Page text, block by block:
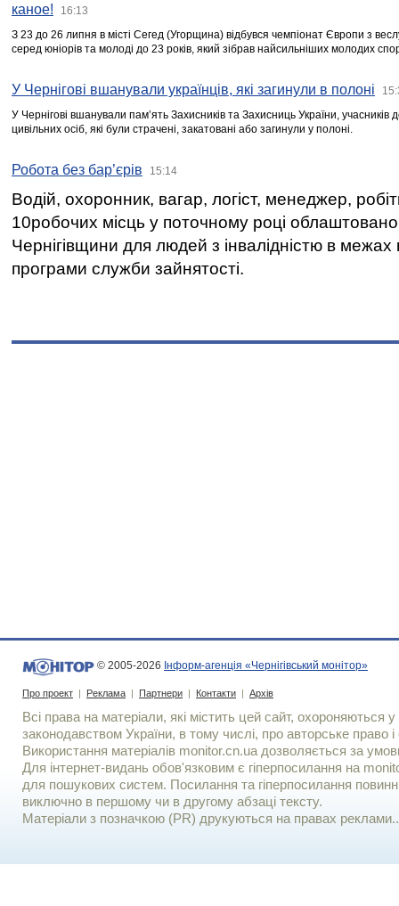
каное! 16:13
З 23 до 26 липня в місті Сегед (Угорщина) відбувся чемпіонат Європи з
серед юніорів та молоді до 23 років, який зібрав найсильніших молодих
У Чернігові вшанували українців, які загинули в полоні
У Чернігові вшанували пам’ять Захисників та Захисниць України,
цивільних осіб, які були страчені, закатовані або загинули у полоні.
Робота без бар’єрів 15:14
Водій, охоронник, вагар, логіст, менеджер,
10робочих місць у поточному році
Чернігівщини для людей з інвалідністю в межах
програми служби зайнятості.
© 2005-2026 Інформ-агенція «Чернігівський монітор»
Про проект | Реклама | Партнери | Контакти | Архів
Всі права на матеріали, які містить цей сайт, охороняються у
законодавством України, в тому числі, про авторське право і
Використання матерiалiв monitor.cn.ua дозволяється за
Для iнтернет-видань обов'язковим є гiперпосилання на
для пошукових систем. Посилання та гіперпосилання
виключно в першому чи в другому абзаці тексту.
Матеріали з позначкою (PR) друкуються на правах реклами..